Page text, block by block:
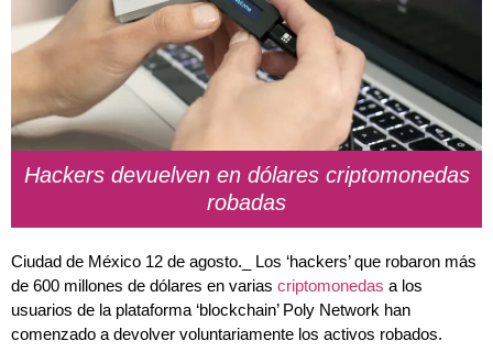
Hackers devuelven en dólares criptomonedas
robadas
Ciudad de México 12 de agosto._ Los ‘hackers’ que robaron más
de 600 millones de dólares en varias criptomonedas a los
usuarios de la plataforma ‘blockchain’ Poly Network han
comenzado a devolver voluntariamente los activos robados.